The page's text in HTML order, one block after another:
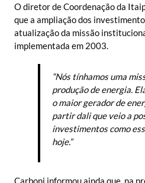
O diretor de Coordenação da
que a ampliação dos
atualização da missão
implementada em 2003.
“Nós tínhamos uma
produção de energia.
o maior gerador de
partir dali que veio a
investimentos como
hoje.”
Carboni informou ainda que, na